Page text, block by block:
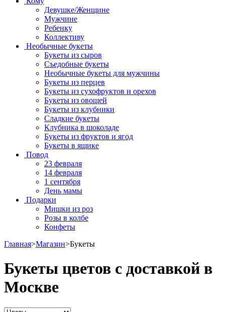
Девушке/Женщине
Мужчине
Ребенку
Коллективу
Необычные букеты
Букеты из сыров
Съедобные букеты
Необычные букеты для мужчины
Букеты из перцев
Букеты из сухофруктов и орехов
Букеты из овощей
Букеты из клубники
Сладкие букеты
Клубника в шоколаде
Букеты из фруктов и ягод
Букеты в ящике
Повод
23 февраля
14 февраля
1 сентября
День мамы
Подарки
Мишки из роз
Розы в колбе
Конфеты
Главная>Магазин>Букеты
Букеты цветов с доставкой в
Москве